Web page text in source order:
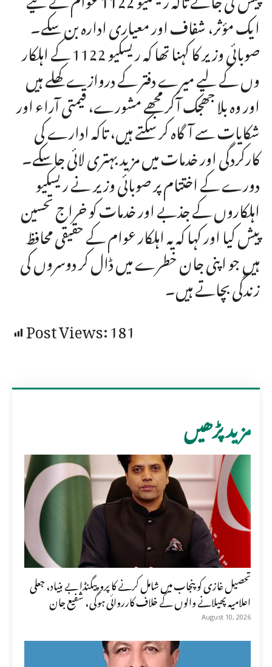
ایک مؤثر، شفاف اور معیاری ادارہ بن سکے۔
صوبائی وزیر کا کہنا تھا کہ ریسکیو 1122 کے اہلکار
وں کے لیے میرے دفتر کے دروازے کھلے ہیں
اور وہ بلا جھجک آکر مجھے مشورے، قیمتی آراء اور
شکایات سے آگاہ کر سکتے ہیں، تاکہ ادارے کی
کارکردگی اور خدمات میں مزید بہتری لائی جاسکے۔
دورے کے اختتام پر صوبائی وزیر نے ریسکیو
اہلکاروں کے جذبے اور خدمات کو خراج تحسین
پیش کیا اور کہا کہ یہ اہلکار عوام کے حقیقی محافظ
ہیں جو اپنی جان خطرے میں ڈال کر دوسروں کی
زندگی بچاتے ہیں۔
Post Views:181
مزید پڑھیں
تحصیل غازی کو پنجاب میں شامل کرنے کا پروپیگنڈا بے بنیاد، جعلی
اعلامیہ پھیلانے والوں کے خلاف کارروائی ہوگی، شفیع جان
August 10, 2026